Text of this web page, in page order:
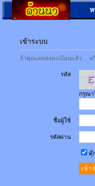
เข้าระบบ
ถ้าคุณเคยลงทะเบียนแล้ว，
รหัส
กรุณา
ชื่อผู้ใช้
รหัสผ่าน
คุ๊